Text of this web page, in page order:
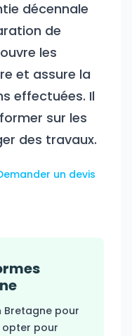
décennale
de
les
et assure la
effectuées. Il
sur les
des travaux.
un devis
Bretagne pour
pour